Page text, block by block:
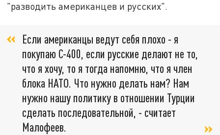
"разводить американцев и русских".
Если американцы ведут себя плохо - я
покупаю С-400, если русские делают не то,
что я хочу, то я тогда напомню, что я член
блока НАТО. Что нужно делать нам? Нам
нужно нашу политику в отношении Турции
сделать последовательной, - считает
Малофеев.